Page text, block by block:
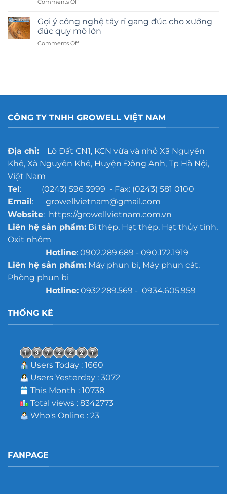
Comments Off
cát
kính
hay
dán
hơn?
Gợi ý công nghệ tẩy rỉ gang đúc cho xưởng
đúc quy mô lớn
Comments Offon
rỉ
cho
xưởng
quy
mô
lớn
CÔNG TY TNHH GROWELL VIỆT NAM
Địa chỉ:Lô Đất CN1, KCN vừa và nhỏ Xã Nguyên
Khê, Xã Nguyên Khê, Huyện Đông Anh, Tp Hà Nội,
Việt Nam
Tel: (0243) 596 3999 - Fax: (0243) 581 0100
Email: growellvietnam@gmail.com
Website: https://growellvietnam.com.vn
Liên hệ sản phẩm:Bi thép, Hạt thép, Hạt thủy tinh,
Oxit nhôm
Hotline: 0902.289.689 - 090.172.1919
Liên hệ sản phẩm:Máy phun bi, Máy phun cát,
Phòng phun bi
Hotline:0932.289.569 - 0934.605.959
THỐNG KÊ
Users Today : 1660
Users Yesterday : 3072
This Month : 10738
Total views : 8342773
Who's Online : 23
FANPAGE